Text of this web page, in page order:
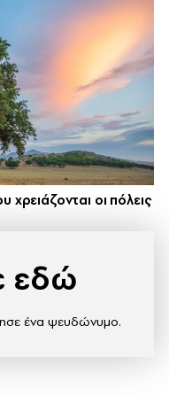
οι πόλεις
εδώ
ένα ψευδώνυμο.